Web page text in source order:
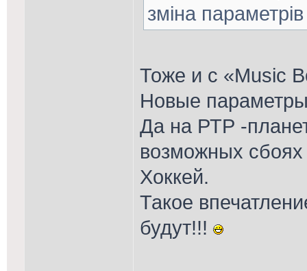
зміна
Тоже и с «Music
Новые
Да на РТР -
возможных
Хоккей.
Такое
будут!!!